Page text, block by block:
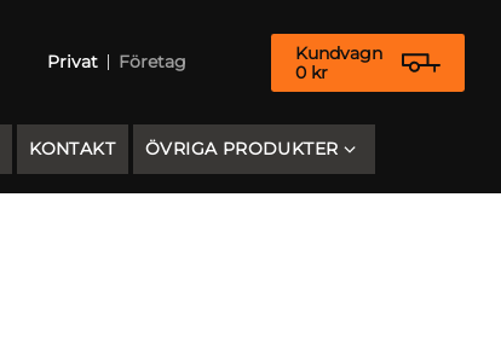
Privat Företag
Kundvagn
0 kr
KONTAKT ÖVRIGA PRODUKTER